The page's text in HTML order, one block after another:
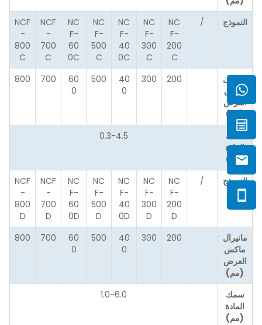
النموذج
/
NC
F-
200
C
NC
F-
300
C
NC
F-
40
0C
NC
F-
500
C
NC
F-
60
0C
NCF
-
700
C
NCF
-
800
C
ماتيرال
ماكس
العرض
(مم)
200
300
40
0
500
60
0
700
800
سمك
المادة
(مم)
0.3-4.5
النموذج /
NC
F-
200
D
NC
F-
300
D
NC
F-
40
0D
NC
F-
500
D
NC
F-
60
0D
NCF
-
700
D
NCF
-
800
D
ماتيرال
ماكس
العرض
(مم)
200
300
40
0
500
60
0
700
800
سمك
المادة
(مم)
1.0-6.0